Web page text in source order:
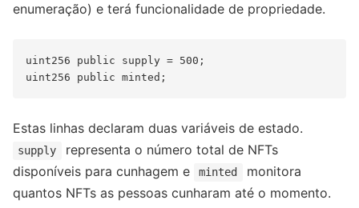
enumeração) e terá funcionalidade de propriedade.
uint256 public supply = 500;
Estas linhas declaram duas variáveis ​​de estado.
supply
representa o número total de NFTs
disponíveis para cunhagem e
minted
monitora
quantos NFTs as pessoas cunharam até o momento.